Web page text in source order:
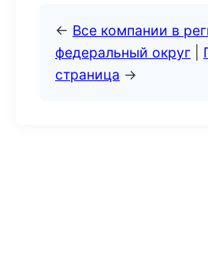
← Все компании в
федеральный округ
страница →